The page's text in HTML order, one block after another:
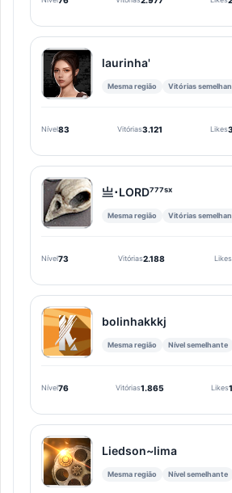
laurinha'ㅤ
Mesma região Vitórias
Nível83 Vitórias3.121 Likes
亗･LORD⁷⁷⁷ˢˣ
Mesma região Vitórias
Nível73 Vitórias2.188 Likes
bolinhakkkjㅤ
Mesma região Nível semelhante
Nível76 Vitórias1.865 Likes
Liedson~lima
Mesma região Nível semelhante